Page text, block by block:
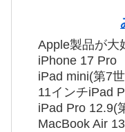
Apple製品が大
iPhone 17 Pro
iPad mini(第7
11インチiPad
iPad Pro 12.9(
MacBook Air